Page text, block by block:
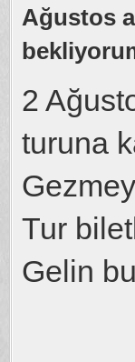
Ağustos
2
turuna
Tur
Gelin